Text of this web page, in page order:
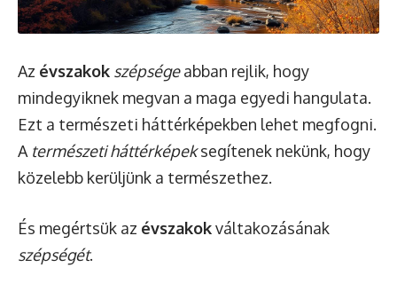
Az évszakok szépségeabban rejlik, hogy
mindegyiknek megvan a maga egyedi hangulata.
Ezt a természeti háttérképekben lehet megfogni.
A természeti háttérképeksegítenek nekünk, hogy
közelebb kerüljünk a természethez.
És megértsük az évszakokváltakozásának
szépségét.